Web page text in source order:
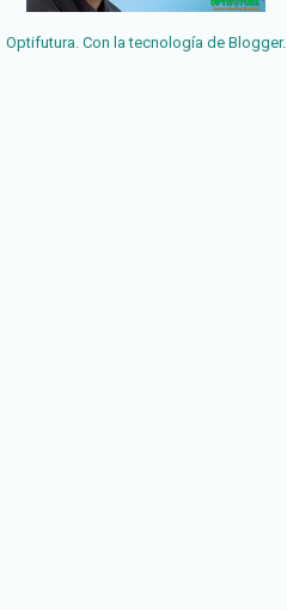
Optifutura. Con la tecnología de Blogger.